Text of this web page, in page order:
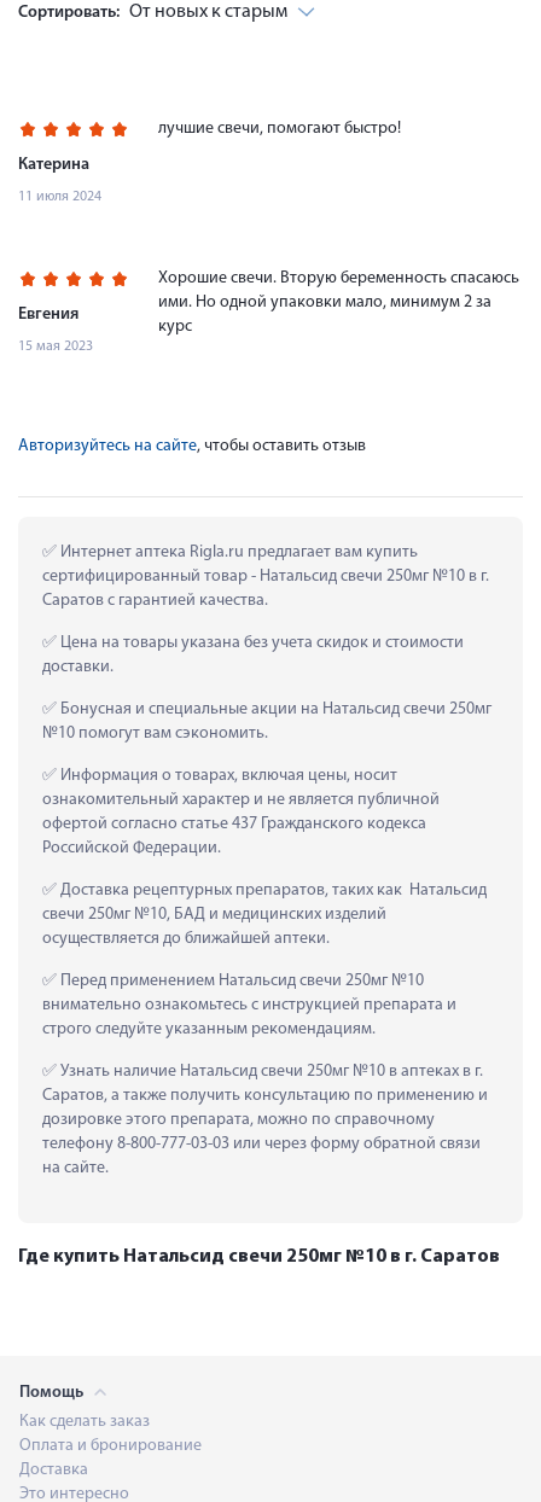
Сортировать: От новых к старым
Катерина
11 июля 2024
лучшие свечи, помогают быстро!
Евгения
15 мая 2023
Хорошие свечи. Вторую беременность спасаюсь
ими. Но одной упаковки мало, минимум 2 за
курс
Авторизуйтесь на сайте, чтобы оставить отзыв
Интернет аптека Rigla.ru предлагает вам купить
сертифицированный товар - Натальсид свечи 250мг №10 в г.
Саратов с гарантией качества.
Цена на товары указана без учета скидок и стоимости
доставки.
Бонусная и специальные акции на Натальсид свечи 250мг
№10 помогут вам сэкономить.
Информация о товарах, включая цены, носит
ознакомительный характер и не является публичной
офертой согласно статье 437 Гражданского кодекса
Российской Федерации.
Доставка рецептурных препаратов, таких как  Натальсид
свечи 250мг №10, БАД и медицинских изделий
осуществляется до ближайшей аптеки.
Перед применением Натальсид свечи 250мг №10
внимательно ознакомьтесь с инструкцией препарата и
строго следуйте указанным рекомендациям.
Узнать наличие Натальсид свечи 250мг №10 в аптеках в г.
Саратов, а также получить консультацию по применению и
дозировке этого препарата, можно по справочному
телефону 8-800-777-03-03 или через форму обратной связи
на сайте.
Где купить Натальсид свечи 250мг №10 в г. Саратов
Помощь
Как сделать заказ
Оплата и бронирование
Доставка
Это интересно